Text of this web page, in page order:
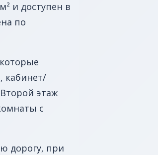
и доступен в
по
кабинет/
этаж
с
дорогу, при